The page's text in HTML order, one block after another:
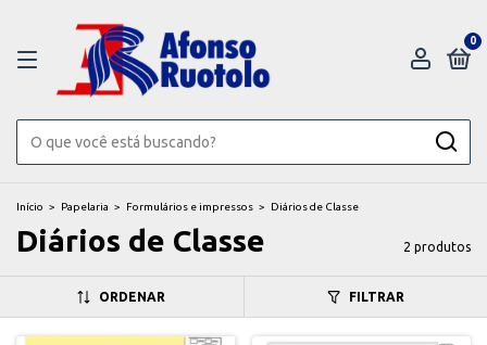
0
Início > Papelaria > Formulários e impressos > Diários de Classe
Diários de Classe 2 produtos
ORDENAR FILTRAR